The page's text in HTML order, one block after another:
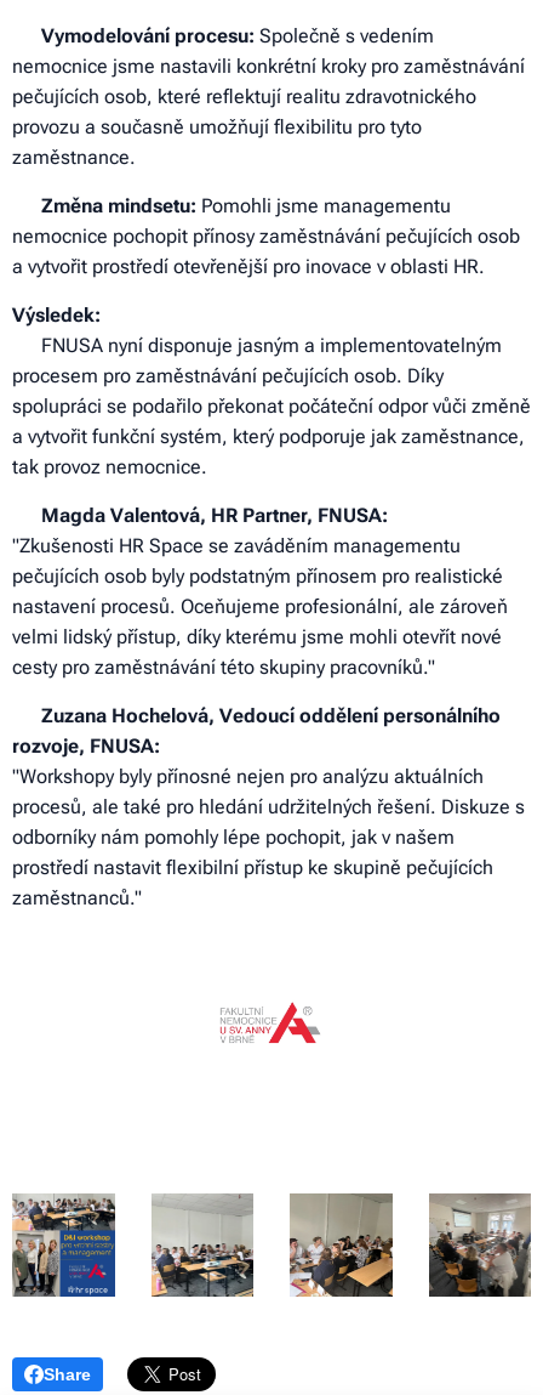
Vymodelování procesu: Společně s vedením
nemocnice jsme nastavili konkrétní kroky pro zaměstnávání
pečujících osob, které reflektují realitu zdravotnického
provozu a současně umožňují flexibilitu pro tyto
zaměstnance.
Změna mindsetu: Pomohli jsme managementu
nemocnice pochopit přínosy zaměstnávání pečujících osob
a vytvořit prostředí otevřenější pro inovace v oblasti HR.
Výsledek:
🏥 FNUSA nyní disponuje jasným a implementovatelným
procesem pro zaměstnávání pečujících osob. Díky
spolupráci se podařilo překonat počáteční odpor vůči změně
a vytvořit funkční systém, který podporuje jak zaměstnance,
tak provoz nemocnice.
Magda Valentová, HR Partner, FNUSA:
"Zkušenosti HR Space se zaváděním managementu
pečujících osob byly podstatným přínosem pro realistické
nastavení procesů. Oceňujeme profesionální, ale zároveň
velmi lidský přístup, díky kterému jsme mohli otevřít nové
cesty pro zaměstnávání této skupiny pracovníků."
Zuzana Hochelová, Vedoucí oddělení personálního
rozvoje, FNUSA:
"Workshopy byly přínosné nejen pro analýzu aktuálních
procesů, ale také pro hledání udržitelných řešení. Diskuze s
odborníky nám pomohly lépe pochopit, jak v našem
prostředí nastavit flexibilní přístup ke skupině pečujících
zaměstnanců."
Share